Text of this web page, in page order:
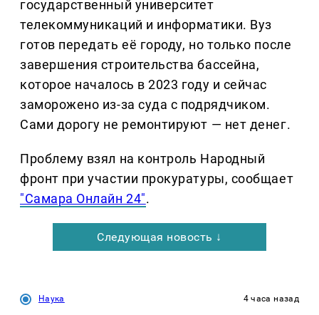
государственный университет
телекоммуникаций и информатики. Вуз
готов передать её городу, но только после
завершения строительства бассейна,
которое началось в 2023 году и сейчас
заморожено из-за суда с подрядчиком.
Сами дорогу не ремонтируют — нет денег.
Проблему взял на контроль Народный
фронт при участии прокуратуры, сообщает
"Самара Онлайн 24".
Следующая новость ↓
Наука 4 часа назад